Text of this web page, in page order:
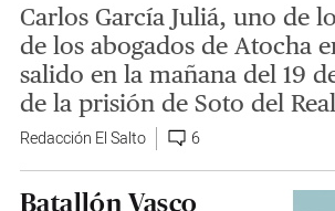
Carlos García Juliá, uno de
de los abogados de Atocha
salido en la mañana del 19
de la prisión de Soto del
Redacción El Salto 6
Batallón Vasco